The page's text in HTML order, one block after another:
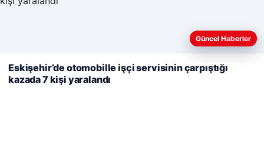
Web sitemizi nasıl kullandığınızı daha iyi anlayabilmek,
kullanıyoruz.
Çerez Politikamız
Reddet Kabul Et
Güncel Haberler
Eskişehir’de otomobille işçi servisinin çarpıştığı
kazada 7 kişi yaralandı